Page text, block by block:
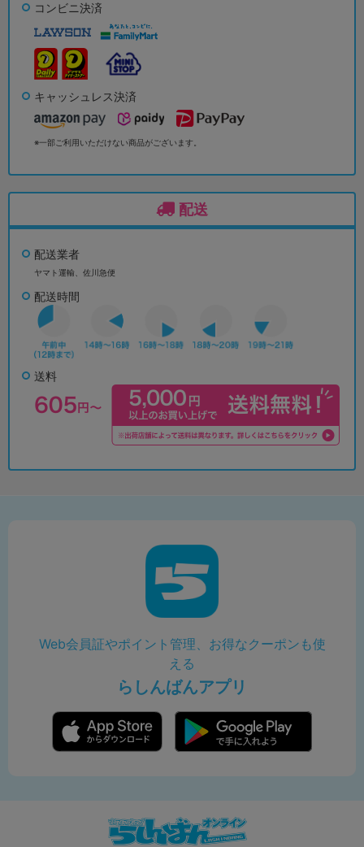
コンビニ決済
キャッシュレス決済
※一部ご利用いただけない商品がございます。
配送
配送業者
ヤマト運輸、佐川急便
配送時間
送料
Web会員証やポイント管理、お得なクーポンも使
える
らしんばんアプリ